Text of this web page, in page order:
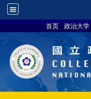
首页 政治大学